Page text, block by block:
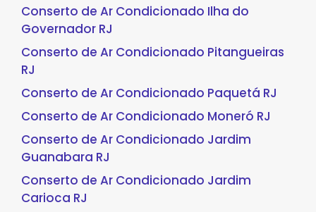
Conserto de Ar Condicionado Ilha do
Governador RJ
Conserto de Ar Condicionado Pitangueiras
RJ
Conserto de Ar Condicionado Paquetá RJ
Conserto de Ar Condicionado Moneró RJ
Conserto de Ar Condicionado Jardim
Guanabara RJ
Conserto de Ar Condicionado Jardim
Carioca RJ